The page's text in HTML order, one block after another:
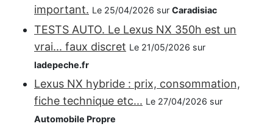
important. Le 25/04/2026 sur Caradisiac
TESTS AUTO. Le Lexus NX 350h est un
vrai... faux discret Le 21/05/2026 sur
ladepeche.fr
Lexus NX hybride : prix, consommation,
fiche technique etc... Le 27/04/2026 sur
Automobile Propre